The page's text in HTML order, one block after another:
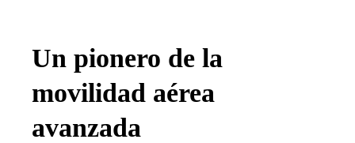
Un pionero de la
movilidad aérea
avanzada